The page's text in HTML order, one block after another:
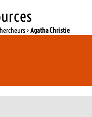
>Agatha Christie